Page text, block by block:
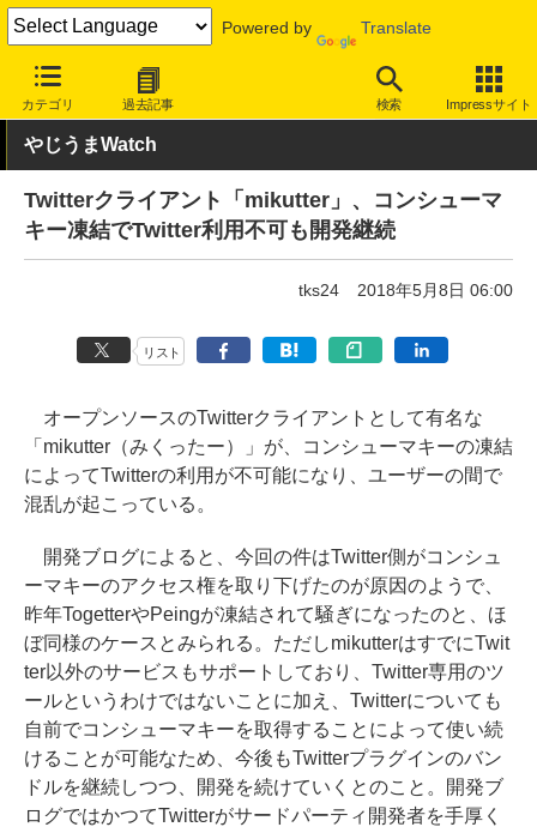
Powered by Translate
カテゴリ 過去記事 検索 Impressサイト
INTERNET Watch トピック
やじうまWatch
Twitterクライアント「mikutter」、コンシューマ
キー凍結でTwitter利用不可も開発継続
tks24 2018年5月8日 06:00
リスト
オープンソースのTwitterクライアントとして有名な
「mikutter（みくったー）」が、コンシューマキーの凍結
によってTwitterの利用が不可能になり、ユーザーの間で
混乱が起こっている。
開発ブログによると、今回の件はTwitter側がコンシュ
ーマキーのアクセス権を取り下げたのが原因のようで、
昨年TogetterやPeingが凍結されて騒ぎになったのと、ほ
ぼ同様のケースとみられる。ただしmikutterはすでにTwit
ter以外のサービスもサポートしており、Twitter専用のツ
ールというわけではないことに加え、Twitterについても
自前でコンシューマキーを取得することによって使い続
けることが可能なため、今後もTwitterプラグインのバン
ドルを継続しつつ、開発を続けていくとのこと。開発ブ
ログではかつてTwitterがサードパーティ開発者を手厚く